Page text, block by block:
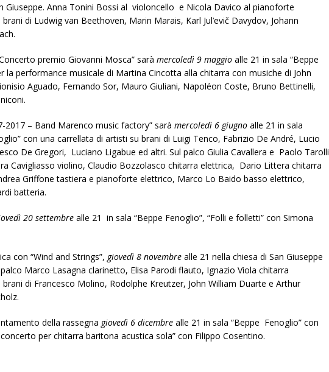
Giuseppe. Anna Tonini Bossi al violoncello e Nicola Davico al pianoforte
di Ludwig van Beethoven, Marin Marais, Karl Jul’evič Davydov, Johann
premio Giovanni Mosca” sarà mercoledì 9 maggio alle 21 in sala “Beppe
la performance musicale di Martina Cincotta alla chitarra con musiche di John
Aguado, Fernando Sor, Mauro Giuliani, Napoléon Coste, Bruno Bettinelli,
2017 – Band Marenco music factory” sarà mercoledì 6 giugno alle 21 in sala
con una carrellata di artisti su brani di Luigi Tenco, Fabrizio De André, Lucio
De Gregori, Luciano Ligabue ed altri. Sul palco Giulia Cavallera e Paolo Tarolli
Cavigliasso violino, Claudio Bozzolasco chitarra elettrica, Dario Littera chitarra
Griffone tastiera e pianoforte elettrico, Marco Lo Baido basso elettrico,
batteria.
20 settembre alle 21 in sala “Beppe Fenoglio”, “Folli e folletti” con Simona
con “Wind and Strings”, giovedì 8 novembre alle 21 nella chiesa di San Giuseppe
Marco Lasagna clarinetto, Elisa Parodi flauto, Ignazio Viola chitarra
di Francesco Molino, Rodolphe Kreutzer, John William Duarte e Arthur
della rassegna giovedì 6 dicembre alle 21 in sala “Beppe Fenoglio” con
concerto per chitarra baritona acustica sola” con Filippo Cosentino.